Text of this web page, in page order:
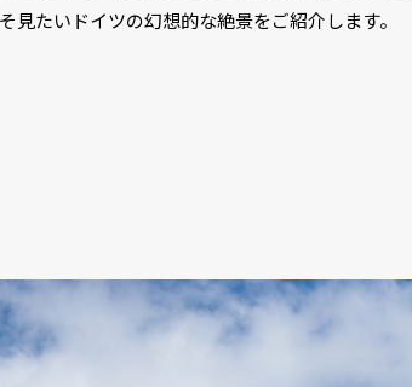
たいドイツの幻想的な絶景をご紹介します。